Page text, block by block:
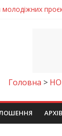
кількість
клас
Головна >